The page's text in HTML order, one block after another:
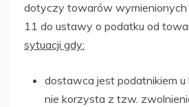
dotyczy towarów wymienionych
11 do ustawy o podatku od
sytuacji gdy:
dostawca jest podatnikiem
nie korzysta z tzw.